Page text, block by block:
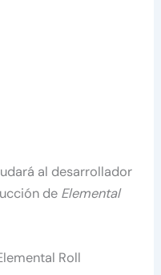
al desarrollador
de Elemental
Roll